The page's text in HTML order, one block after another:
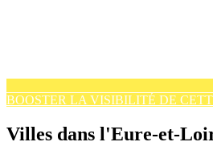
BOOSTER LA VISIBILITÉ DE
Villes dans l'Eure-et-